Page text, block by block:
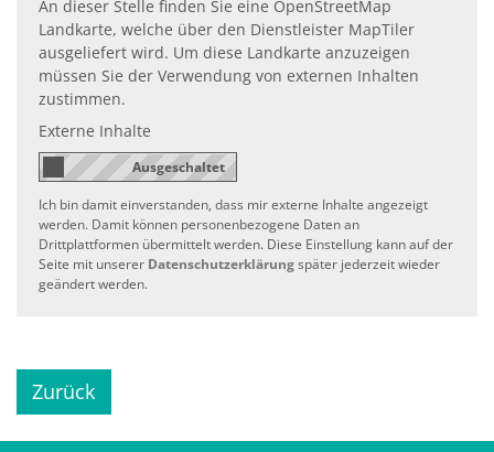
An dieser Stelle finden Sie eine OpenStreetMap
Landkarte, welche über den Dienstleister MapTiler
ausgeliefert wird. Um diese Landkarte anzuzeigen
müssen Sie der Verwendung von externen Inhalten
zustimmen.
Externe Inhalte
Ich bin damit einverstanden, dass mir externe Inhalte angezeigt
werden. Damit können personenbezogene Daten an
Drittplattformen übermittelt werden. Diese Einstellung kann auf der
Seite mit unserer Datenschutzerklärungspäter jederzeit wieder
geändert werden.
Zurück